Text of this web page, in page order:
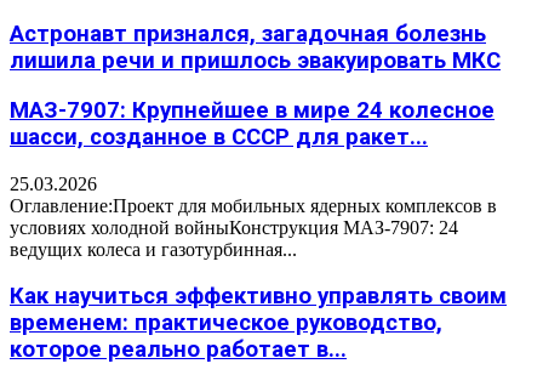
Астронавт признался, загадочная болезнь
лишила речи и пришлось эвакуировать МКС
МАЗ-7907: Крупнейшее в мире 24 колесное
шасси, созданное в СССР для ракет...
25.03.2026
Оглавление:Проект для мобильных ядерных комплексов в
условиях холодной войныКонструкция МАЗ-7907: 24
ведущих колеса и газотурбинная...
Как научиться эффективно управлять своим
временем: практическое руководство,
которое реально работает в...